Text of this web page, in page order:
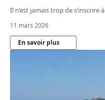
Il n’est jamais trop de s’inscrire
11 mars 2026
En savoir plus